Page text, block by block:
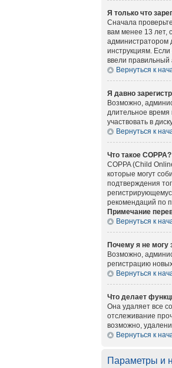
Я только что
Сначала
вам менее 13 лет,
администратором
инструкциям.
ввели правильный
Вернуться к
Я давно
Возможно,
длительное время
участвовать в
Вернуться к
Что такое COPPA?
COPPA (Child
которые могут
подтверждения
рекомендаций по
Примечание
Вернуться к
Почему я не могу
Возможно,
регистрацию
Вернуться к
Что делает
Она удаляет все
отслеживание
возможно,
Вернуться к
Параметры и